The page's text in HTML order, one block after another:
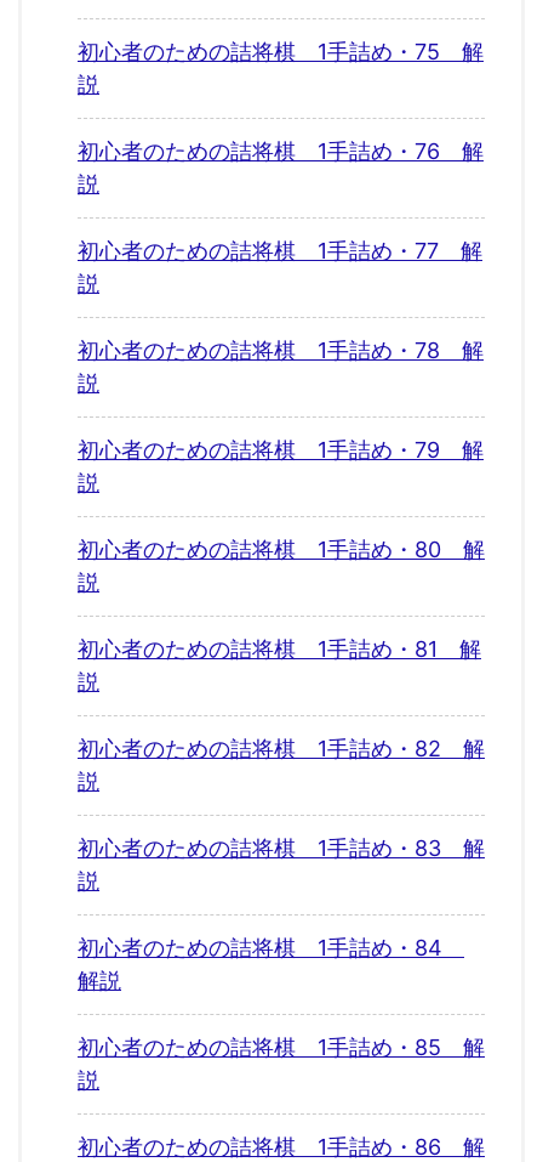
初心者のための詰将棋 1手詰め・75 解
説
初心者のための詰将棋 1手詰め・76 解
説
初心者のための詰将棋 1手詰め・77 解
説
初心者のための詰将棋 1手詰め・78 解
説
初心者のための詰将棋 1手詰め・79 解
説
初心者のための詰将棋 1手詰め・80 解
説
初心者のための詰将棋 1手詰め・81 解
説
初心者のための詰将棋 1手詰め・82 解
説
初心者のための詰将棋 1手詰め・83 解
説
初心者のための詰将棋 1手詰め・84
解説
初心者のための詰将棋 1手詰め・85 解
説
初心者のための詰将棋 1手詰め・86 解